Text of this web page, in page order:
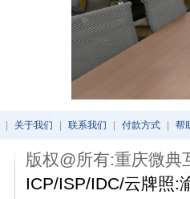
关于我们 联系我们 付款方式 帮
版权@所有:重庆微
ICP/ISP/IDC/云牌照: